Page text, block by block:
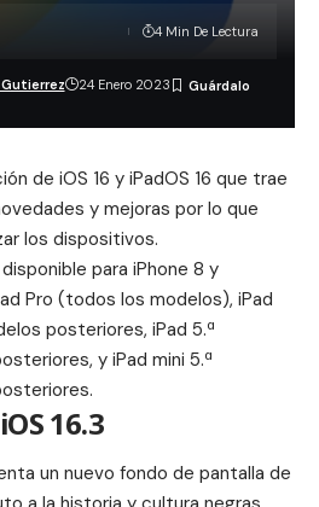
24 Enero 2023
4 Min De Lectura
de iOS 16 y iPadOS 16 que trae
y mejoras por lo que
los dispositivos.
para iPhone 8 y
Pro (todos los modelos), iPad
posteriores, iPad 5.ª
y iPad mini 5.ª
16.3
un nuevo fondo de pantalla de